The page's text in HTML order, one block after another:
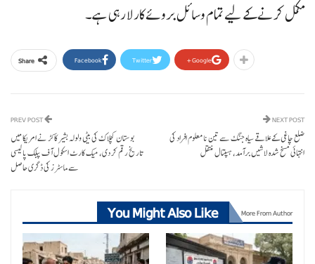
مکمل کرنے کے لیے تمام وسائل بروئے کار لا رہی ہے۔
Share Facebook Twitter Google+
بوستان کچلاک کی بیٹی ولولہ بشیر کاکڑ نے امریکا میں
تاریخ رقم کر دی، میک کارٹ اسکول آف پبلک پالیسی
سے ماسٹرز کی ڈگری حاصل
NEXT POST
ضلع چاغی کے علاقے سیاہ جنگ سے تین نامعلوم افراد کی
انتہائی مسخ شدہ لاشیں برآمد، ہسپتال منتقل
You Might Also Like More From Author